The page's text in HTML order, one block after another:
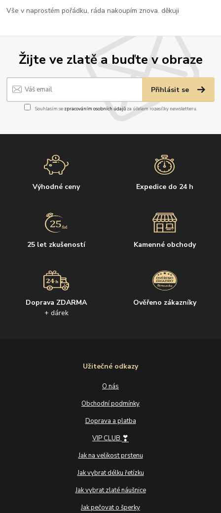
Žijte ve zlatě a buďte v obraze
Přihlásit se
Souhlasím se zpracováním osobních údajůza účelem rozesílky newsletteru.
Výhodné ceny Expedice do 24 h
25 let zkušeností Kamenné obchody
Doprava ZDARMA
+ dárek
Ověřeno zákazníky
Užitečné odkazy
O nás
Obchodní podmínky
Doprava a platba
VIP CLUB ❣
Jak na velikost prstenu
Jak vybrat délku řetízku
Jak vybrat zlaté náušnice
Jak pečovat o šperky
Vše v naprostém pořádku, ráda nakoupím znova. děkuji